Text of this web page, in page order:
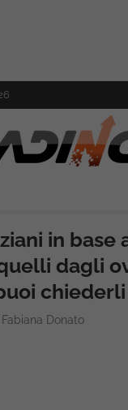
in base
dagli
Fabiana Donato